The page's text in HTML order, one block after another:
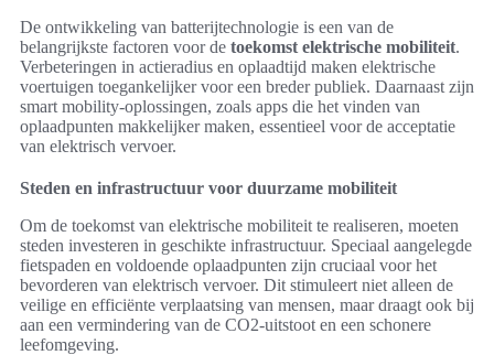
De ontwikkeling van batterijtechnologie is een van de
belangrijkste factoren voor de toekomst elektrische mobiliteit.
Verbeteringen in actieradius en oplaadtijd maken elektrische
voertuigen toegankelijker voor een breder publiek. Daarnaast zijn
smart mobility-oplossingen, zoals apps die het vinden van
oplaadpunten makkelijker maken, essentieel voor de acceptatie
van elektrisch vervoer.
Steden en infrastructuur voor duurzame mobiliteit
Om de toekomst van elektrische mobiliteit te realiseren, moeten
steden investeren in geschikte infrastructuur. Speciaal aangelegde
fietspaden en voldoende oplaadpunten zijn cruciaal voor het
bevorderen van elektrisch vervoer. Dit stimuleert niet alleen de
veilige en efficiënte verplaatsing van mensen, maar draagt ook bij
aan een vermindering van de CO2-uitstoot en een schonere
leefomgeving.